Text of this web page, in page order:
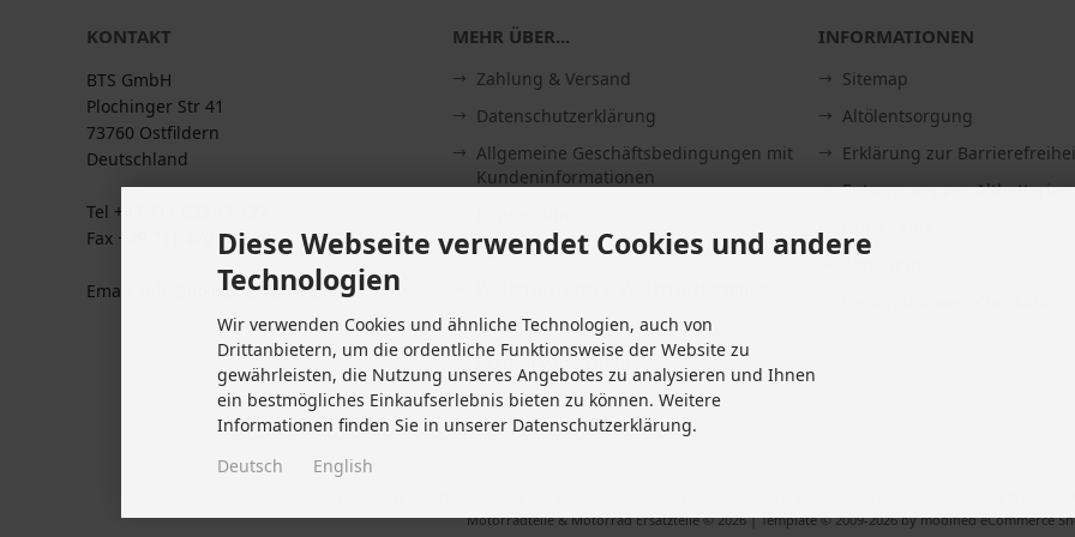
KONTAKT
BTS GmbH
Plochinger Str 41
73760 Ostfildern
Deutschland
Tel +49 711 633 47 127
Fax +49 711 470 76 588
Email: info@biketeile-service.de
MEHR ÜBER...
Zahlung & Versand
Datenschutzerklärung
Allgemeine Geschäftsbedingungen mit
Kundeninformationen
Kontakt
Lieferzeit
Vertrag widerrufen
Cookie Einstellungen
INFORMATIONEN
Sitemap
Altölentsorgung
Erklärung zur
Entsorgung von Altbatterien
Motorradteile & Motorrad Ersatzteile © 2026 | Template © 2009-2026 by modified eCommerce
Diese Webseite verwendet Cookies und andere
Technologien
Wir verwenden Cookies und ähnliche Technologien, auch von
Drittanbietern, um die ordentliche Funktionsweise der Website zu
gewährleisten, die Nutzung unseres Angebotes zu analysieren und Ihnen
ein bestmögliches Einkaufserlebnis bieten zu können. Weitere
Informationen finden Sie in unserer Datenschutzerklärung.
Deutsch English